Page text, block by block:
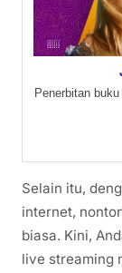
Penerbitan
Selain itu,
internet,
biasa. Kini,
live streaming